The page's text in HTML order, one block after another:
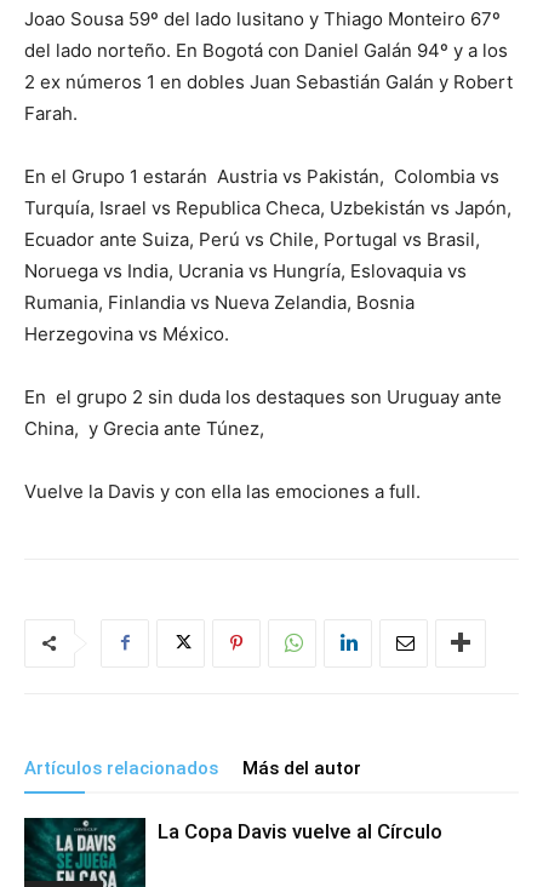
Joao Sousa 59º del lado lusitano y Thiago Monteiro 67º
del lado norteño. En Bogotá con Daniel Galán 94º y a los
2 ex números 1 en dobles Juan Sebastián Galán y Robert
Farah.
En el Grupo 1 estarán Austria vs Pakistán, Colombia vs
Turquía, Israel vs Republica Checa, Uzbekistán vs Japón,
Ecuador ante Suiza, Perú vs Chile, Portugal vs Brasil,
Noruega vs India, Ucrania vs Hungría, Eslovaquia vs
Rumania, Finlandia vs Nueva Zelandia, Bosnia
Herzegovina vs México.
En el grupo 2 sin duda los destaques son Uruguay ante
China, y Grecia ante Túnez,
Vuelve la Davis y con ella las emociones a full.
Artículos relacionados Más del autor
La Copa Davis vuelve al Círculo